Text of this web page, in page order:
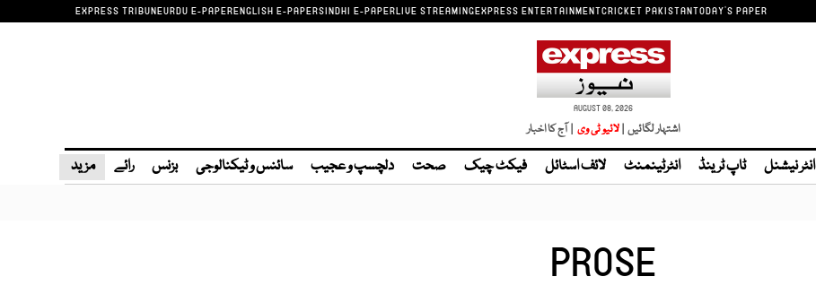
EXPRESS TRIBUNEURDU E-PAPERENGLISH E-PAPERSINDHI E-PAPERLIVE STREAMINGEXPRESS ENTERTAINMENTCRICKET PAKISTANTODAY'S PAPER
AUGUST 08, 2026
اشتہار لگائیں | | آج کا اخبار
انٹر نیشنل ٹاپ ٹرینڈ انٹرٹینمنٹ لائف اسٹائل فیکٹ چیک صحت دلچسپ و عجیب سائنس و ٹیکنالوجی بزنس رائے مزید
PROSE